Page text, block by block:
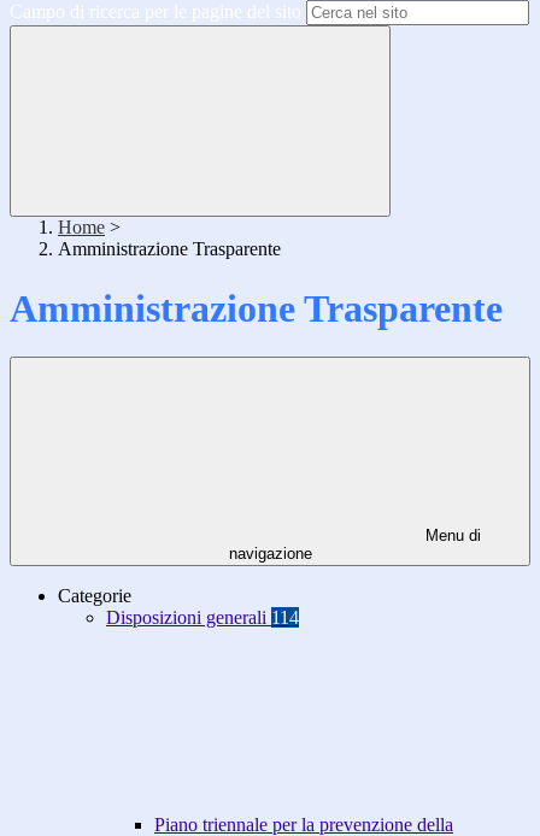
Campo di ricerca per le pagine del sito
Home >
Amministrazione Trasparente
Amministrazione Trasparente
Menu di
navigazione
Categorie
Disposizioni generali 114
Piano triennale per la prevenzione della